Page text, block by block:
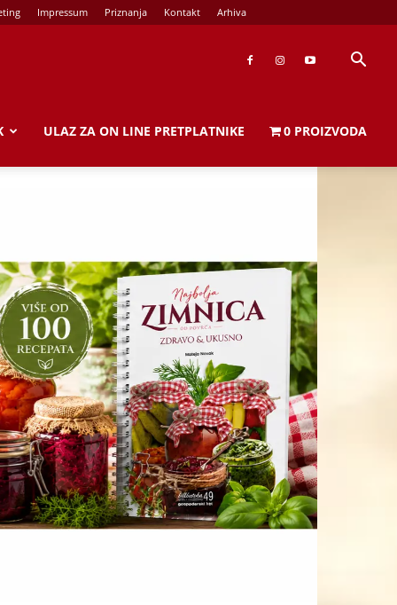
Impressum Priznanja Kontakt Arhiva
ULAZ ZA ON LINE PRETPLATNIKE 0 PROIZVODA